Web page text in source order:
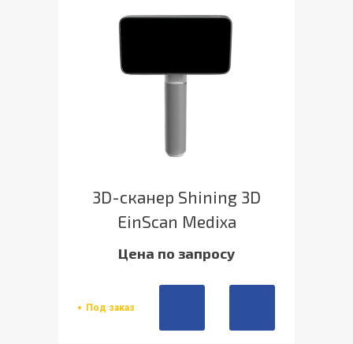
3D-сканер Shining 3D
EinScan Medixa
Цена по запросу
Под заказ